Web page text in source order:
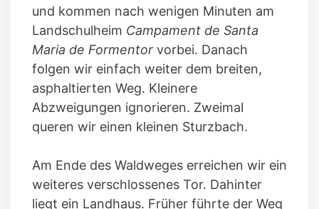
und kommen nach wenigen Minuten am
Landschulheim Campament de Santa
Maria de Formentor vorbei. Danach
folgen wir einfach weiter dem breiten,
asphaltierten Weg. Kleinere
Abzweigungen ignorieren. Zweimal
queren wir einen kleinen Sturzbach.
Am Ende des Waldweges erreichen wir ein
weiteres verschlossenes Tor. Dahinter
liegt ein Landhaus. Früher führte der Weg